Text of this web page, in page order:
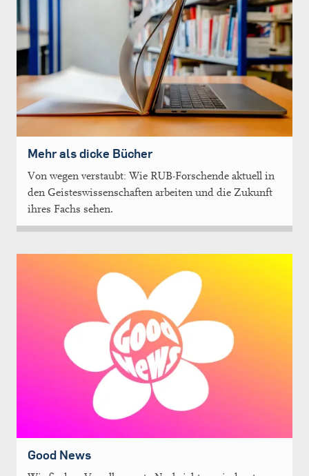
Mehr als dicke Bücher
Von wegen verstaubt: Wie RUB-Forschende aktuell in
den Geisteswissenschaften arbeiten und die Zukunft
ihres Fachs sehen.
Good News